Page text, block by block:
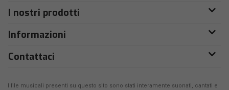
I nostri prodotti
Informazioni
Contattaci
I file musicali presenti su questo sito sono stati interamente suonati, cantati e